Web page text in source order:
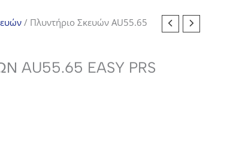
/ Πλυντήριο Σκευών AU55.65
AU55.65 EASY PRS